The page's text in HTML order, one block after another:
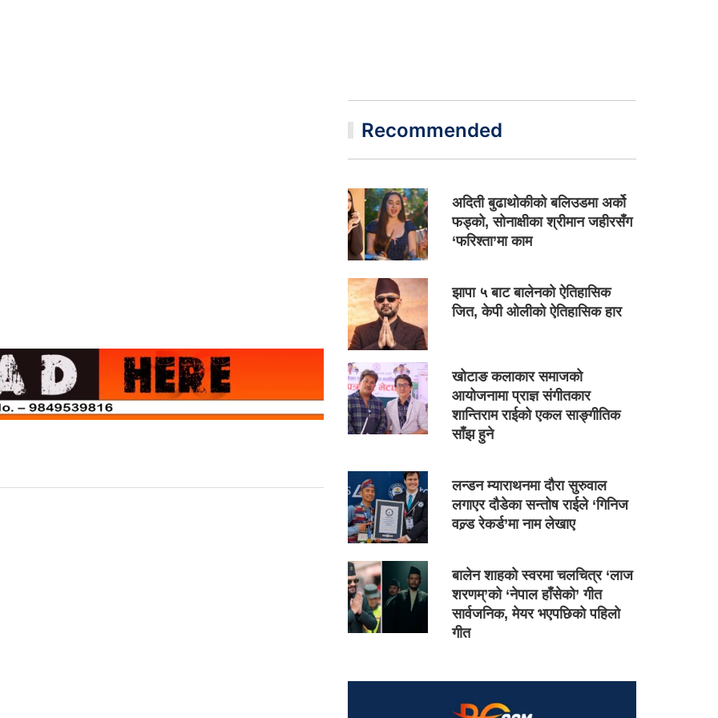
Recommended
अदिती बुढाथोकीको बलिउडमा अर्को
फड्को, सोनाक्षीका श्रीमान जहीरसँग
‘फरिश्ता’मा काम
झापा ५ बाट बालेनको ऐतिहासिक
जित, केपी ओलीको ऐतिहासिक हार
खोटाङ कलाकार समाजको
आयोजनामा प्राज्ञ संगीतकार
शान्तिराम राईको एकल साङ्गीतिक
साँझ हुने
लन्डन म्याराथनमा दौरा सुरुवाल
लगाएर दौडेका सन्तोष राईले ‘गिनिज
वल्र्ड रेकर्ड’मा नाम लेखाए
बालेन शाहको स्वरमा चलचित्र ‘लाज
शरणम्’को ‘नेपाल हाँसेको’ गीत
सार्वजनिक, मेयर भएपछिको पहिलो
गीत